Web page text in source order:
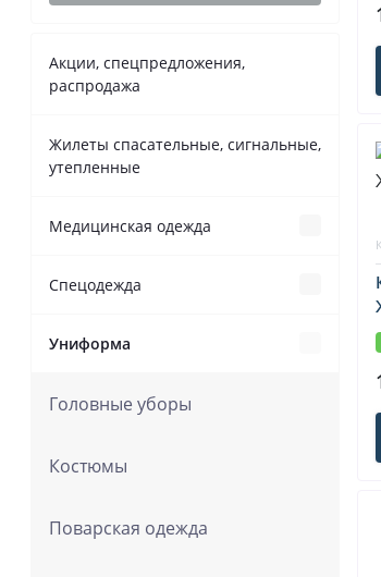
Акции, спецпредложения,
распродажа
Жилеты спасательные, сигнальные,
утепленные
Медицинская одежда
Спецпредложения
Костюмы медицинские для
мужчин и женщин
Спецодежда
Демисезонная одежда
Брюки и полукомбинезоны
Головные уборы
Зимняя спецодежда
Униформа
Головные уборы
Костюмы
Поварская одежда